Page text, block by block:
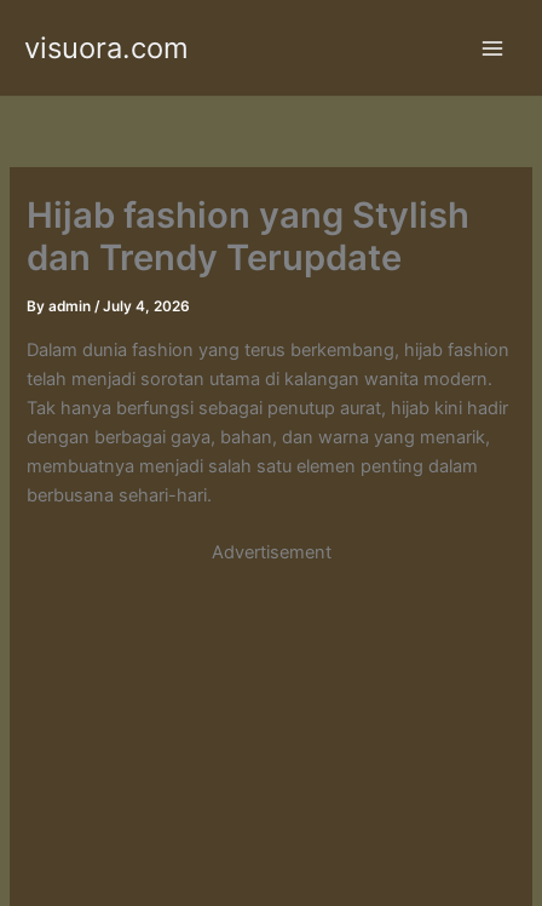
visuora.com
Hijab fashion yang Stylish
dan Trendy Terupdate
Byadmin/July 4, 2026
Dalam dunia fashion yang terus berkembang, hijab fashion
telah menjadi sorotan utama di kalangan wanita modern.
Tak hanya berfungsi sebagai penutup aurat, hijab kini hadir
dengan berbagai gaya, bahan, dan warna yang menarik,
membuatnya menjadi salah satu elemen penting dalam
berbusana sehari-hari.
Advertisement